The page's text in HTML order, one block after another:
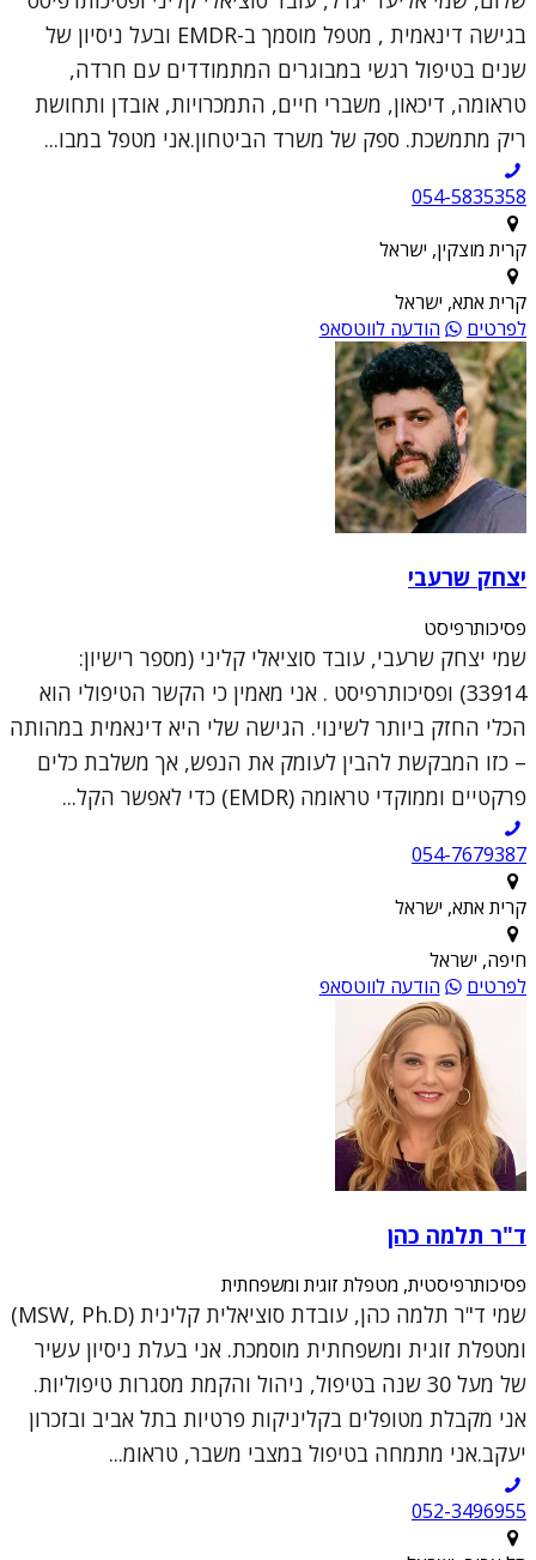
בגישה דינאמית , מטפל מוסמך ב-EMDR ובעל ניסיון של
שנים בטיפול רגשי במבוגרים המתמודדים עם חרדה,
טראומה, דיכאון, משברי חיים, התמכרויות, אובדן ותחושת
ריק מתמשכת. ספק של משרד הביטחון.אני מטפל במבו...
054-5835358
קרית מוצקין, ישראל
קרית אתא, ישראל
לפרטים
הודעה לווטסאפ
יצחק שרעבי
פסיכותרפיסט
שמי יצחק שרעבי, עובד סוציאלי קליני (מספר רישיון:
33914) ופסיכותרפיסט . אני מאמין כי הקשר הטיפולי הוא
הכלי החזק ביותר לשינוי. הגישה שלי היא דינאמית במהותה
– כזו המבקשת להבין לעומק את הנפש, אך משלבת כלים
פרקטיים וממוקדי טראומה (EMDR) כדי לאפשר הקל...
054-7679387
קרית אתא, ישראל
חיפה, ישראל
לפרטים
הודעה לווטסאפ
ד"ר תלמה כהן
פסיכותרפיסטית, מטפלת זוגית ומשפחתית
שמי ד"ר תלמה כהן, עובדת סוציאלית קלינית (MSW, Ph.D)
ומטפלת זוגית ומשפחתית מוסמכת. אני בעלת ניסיון עשיר
של מעל 30 שנה בטיפול, ניהול והקמת מסגרות טיפוליות.
אני מקבלת מטופלים בקליניקות פרטיות בתל אביב ובזכרון
יעקב.אני מתמחה בטיפול במצבי משבר, טראומ...
052-3496955